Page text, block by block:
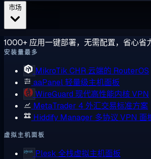
1000+ 应用一键部署，无需配置，省心省
安装量最多
MikroTik CHR 云端的 RouterOS
aaPanel轻量级主机面板
WireGuard 现代高性能内核 VPN
MetaTrader 4 外汇交易标准方案
Hiddify Manager 多协议 VPN 面
虚拟主机面板
Plesk 全栈虚拟主机面板